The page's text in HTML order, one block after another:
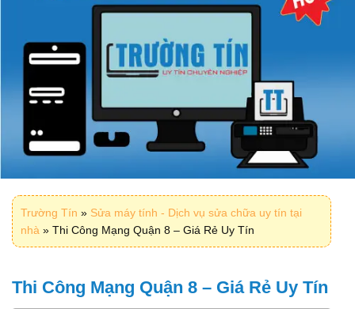
Trường Tín » Sửa máy tính - Dịch vụ sửa chữa uy tín tại
nhà » Thi Công Mạng Quận 8 – Giá Rẻ Uy Tín
Thi Công Mạng Quận 8 – Giá Rẻ Uy Tín